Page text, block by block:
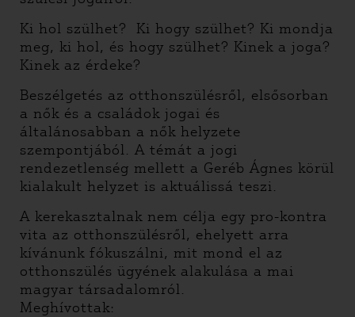
Ki hol szülhet? Ki hogy szülhet? Ki mondja
meg, ki hol, és hogy szülhet? Kinek a joga?
Kinek az érdeke?
Beszélgetés az otthonszülésről, elsősorban
a nők és a családok jogai és
általánosabban a nők helyzete
szempontjából. A témát a jogi
rendezetlenség mellett a Geréb Ágnes körül
kialakult helyzet is aktuálissá teszi.
A kerekasztalnak nem célja egy pro-kontra
vita az otthonszülésről, ehelyett arra
kívánunk fókuszálni, mit mond el az
otthonszülés ügyének alakulása a mai
magyar társadalomról.
Meghívottak: